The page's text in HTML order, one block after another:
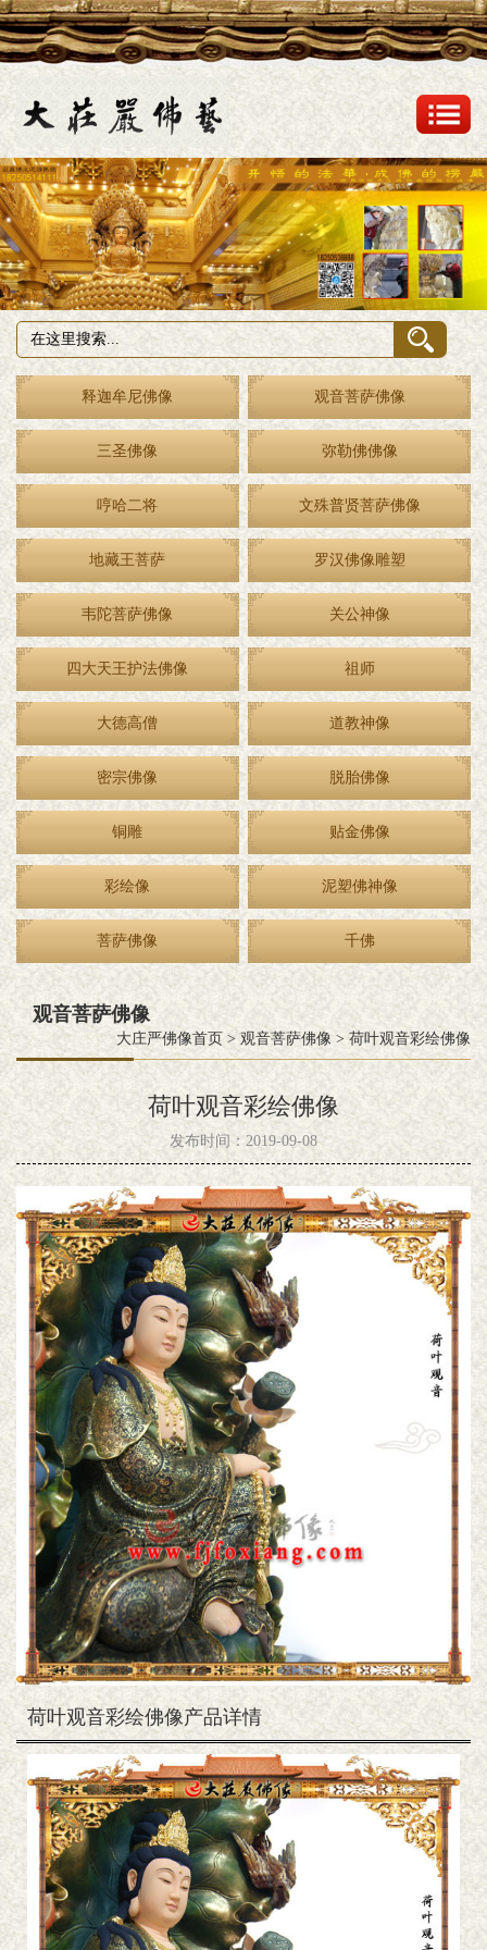
释迦牟尼佛像 观音菩萨佛像
三圣佛像 弥勒佛佛像
哼哈二将 文殊普贤菩萨佛像
地藏王菩萨 罗汉佛像雕塑
韦陀菩萨佛像 关公神像
四大天王护法佛像 祖师
大德高僧 道教神像
密宗佛像 脱胎佛像
铜雕 贴金佛像
彩绘像 泥塑佛神像
菩萨佛像 千佛
观音菩萨佛像
大庄严佛像首页 > 观音菩萨佛像 > 荷叶观音彩绘佛像
荷叶观音彩绘佛像
发布时间：2019-09-08
荷叶观音彩绘佛像产品详情